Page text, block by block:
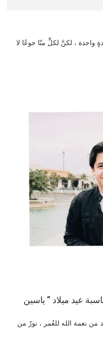
واحدة ، لكنَّ لكلٍّ منّا جوعًا لا
عيد ميلاد ” ياسين
من نعمة الله للعُمر ، نورٌ من